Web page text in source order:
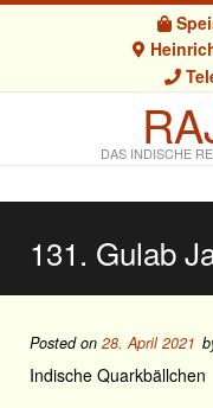
DAS INDISCHE
131. Gulab
Posted on 28. April 2021
Indische Quarkbällchen